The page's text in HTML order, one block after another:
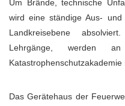
Um Brände, technische
wird eine ständige Aus-
Landkreisebene
Lehrgänge, werden
Katastrophenschutzakademie
Das Gerätehaus der